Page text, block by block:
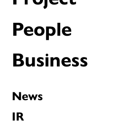
People
Business
News
IR